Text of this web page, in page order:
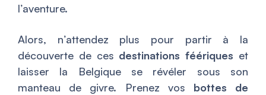
l’aventure.
Alors, n’attendez plus pour partir à la
découverte de ces destinations féériques et
laisser la Belgique se révéler sous son
manteau de givre. Prenez vos bottes de